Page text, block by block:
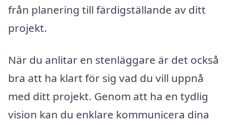
från planering till färdigställande av ditt
projekt.
När du anlitar en stenläggare är det också
bra att ha klart för sig vad du vill uppnå
med ditt projekt. Genom att ha en tydlig
vision kan du enklare kommunicera dina